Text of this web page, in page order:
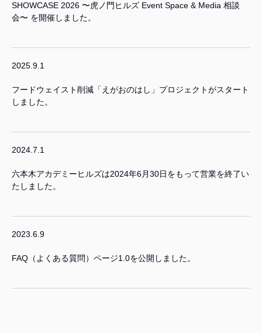
SHOWCASE 2026 〜虎ノ門ヒルズ Event Space & Media 相談
会〜 を開催しました。
2025.9.1
フードウェイスト削減「えがおのはし」プロジェクトがスタート
しました。
2024.7.1
六本木アカデミーヒルズは2024年6月30日をもって営業を終了い
たしました。
2023.6.9
FAQ（よくある質問）ページ1.0を公開しました。